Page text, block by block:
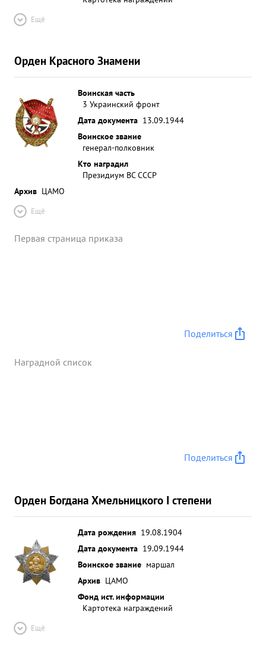
Ещё
Орден Красного Знамени
Воинская часть
3 Украинский фронт
Дата документа 13.09.1944
Воинское звание
генерал-полковник
Кто наградил
Президиум ВС СССР
Архив ЦАМО
Ещё
Первая страница приказа
Поделиться
Наградной список
Поделиться
Орден Богдана Хмельницкого I степени
Дата рождения 19.08.1904
Дата документа 19.09.1944
Воинское звание маршал
Архив ЦАМО
Фонд ист. информации
Картотека награждений
Ещё